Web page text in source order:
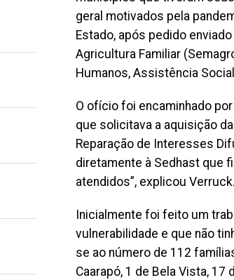
geral motivados pela
Estado, após pedido
Agricultura Familiar
Humanos, Assistência
O ofício foi encaminhado
que solicitava a aquisição
Reparação de Interesses
diretamente à Sedhast que
atendidos”, explicou Verruck.
Inicialmente foi feito um
vulnerabilidade e que não
se ao número de 112
Caarapó, 1 de Bela Vista, 17